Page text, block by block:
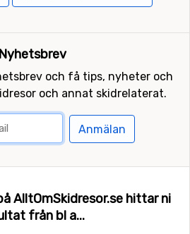
Nyhetsbrev
och få tips, nyheter och
och annat skidrelaterat.
Anmälan
AlltOmSkidresor.se hittar ni
från bl a...